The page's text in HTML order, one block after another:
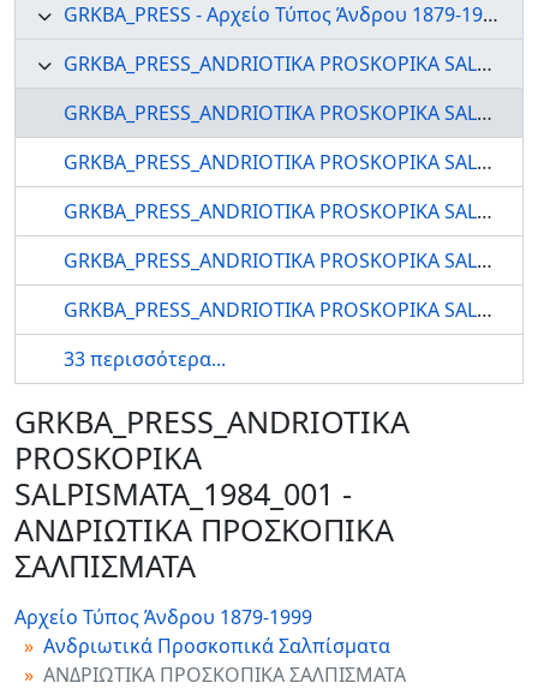
GRKBA_PRESS - Αρχείο Τύπος Άνδρου 1879-1999
GRKBA_PRESS_ANDRIOTIKA PROSKOPIKA SALPISMATA - Ανδριωτικά Προσκοπικά Σαλπίσματα
GRKBA_PRESS_ANDRIOTIKA PROSKOPIKA SALPISMATA_1984_001 - ΑΝΔΡΙΩΤΙΚΑ ΠΡΟΣΚΟΠΙΚΑ ΣΑΛΠΙΣΜΑΤΑ
GRKBA_PRESS_ANDRIOTIKA PROSKOPIKA SALPISMATA_1984_002 - ΑΝΔΡΙΩΤΙΚΑ ΠΡΟΣΚΟΠΙΚΑ ΣΑΛΠΙΣΜΑΤΑ
GRKBA_PRESS_ANDRIOTIKA PROSKOPIKA SALPISMATA_1984_003 - ΑΝΔΡΙΩΤΙΚΑ ΠΡΟΣΚΟΠΙΚΑ ΣΑΛΠΙΣΜΑΤΑ
GRKBA_PRESS_ANDRIOTIKA PROSKOPIKA SALPISMATA_1984_004 - ΑΝΔΡΙΩΤΙΚΑ ΠΡΟΣΚΟΠΙΚΑ ΣΑΛΠΙΣΜΑΤΑ
GRKBA_PRESS_ANDRIOTIKA PROSKOPIKA SALPISMATA_1984_005 - ΑΝΔΡΙΩΤΙΚΑ ΠΡΟΣΚΟΠΙΚΑ ΣΑΛΠΙΣΜΑΤΑ
33 περισσότερα...
GRKBA_PRESS_ANDRIOTIKA
PROSKOPIKA
SALPISMATA_1984_001 -
ΑΝΔΡΙΩΤΙΚΑ ΠΡΟΣΚΟΠΙΚΑ
ΣΑΛΠΙΣΜΑΤΑ
Αρχείο Τύπος Άνδρου 1879-1999
Ανδριωτικά Προσκοπικά Σαλπίσματα
ΑΝΔΡΙΩΤΙΚΑ ΠΡΟΣΚΟΠΙΚΑ ΣΑΛΠΙΣΜΑΤΑ